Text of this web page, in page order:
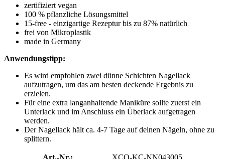
zertifiziert vegan
100 % pflanzliche Lösungsmittel
15-free - einzigartige Rezeptur bis zu 87% natürlich
frei von Mikroplastik
made in Germany
Anwendungstipp:
Es wird empfohlen zwei dünne Schichten Nagellack
aufzutragen, um das am besten deckende Ergebnis zu
erzielen.
Für eine extra langanhaltende Maniküre sollte zuerst ein
Unterlack und im Anschluss ein Überlack aufgetragen
werden.
Der Nagellack hält ca. 4-7 Tage auf deinen Nägeln, ohne zu
splittern.
Art.-Nr.: XCO-KC-NN043005